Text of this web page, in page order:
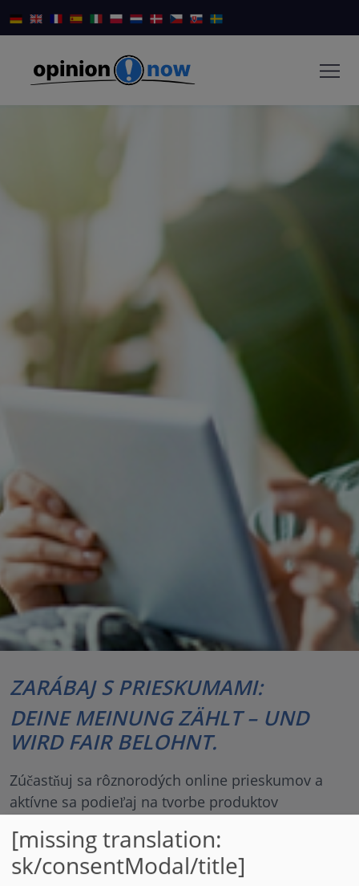
ZARÁBAJ S PRIESKUMAMI:
DEINE MEINUNG ZÄHLT – UND
WIRD FAIR BELOHNT.
Zúčastňuj sa rôznorodých online prieskumov a
aktívne sa podieľaj na tvorbe produktov
si môžeš nechať vyplatiť, vymeniť za poukazy
alebo darovať.
[missing translation:
sk/consentModal/title]